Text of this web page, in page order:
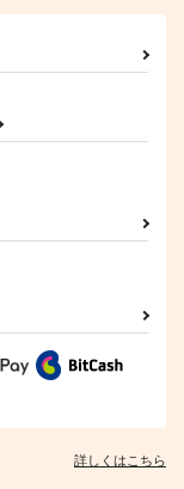
煉獄さん生存ルート2
KIMIGABUCHI
竈門炭治郎
サンプル
詳しくはこちら